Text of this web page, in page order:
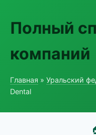
Полный
компаний
Главная » Уральский
Dental